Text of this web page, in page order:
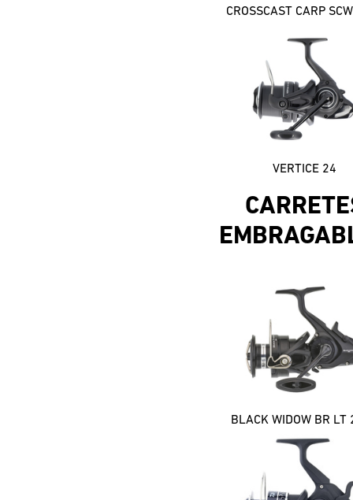
VERTICE 24
BLACK WIDOW BR LT